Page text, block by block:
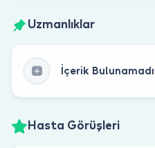
Uzmanlıklar
İçerik Bulunamadı
Hasta Görüşleri